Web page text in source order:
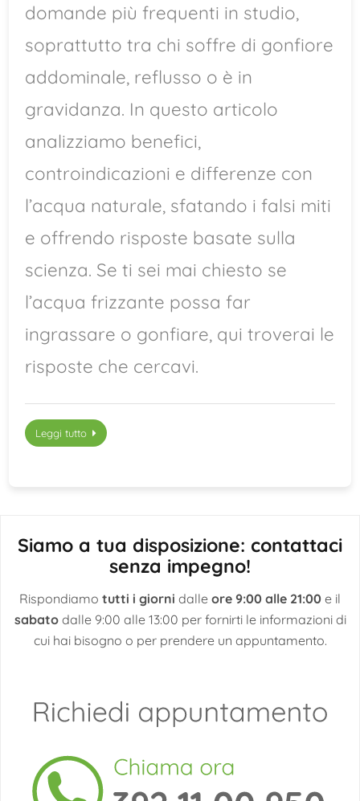
domande più frequenti in studio,
soprattutto tra chi soffre di gonfiore
addominale, reflusso o è in
gravidanza. In questo articolo
analizziamo benefici,
controindicazioni e differenze con
l’acqua naturale, sfatando i falsi miti
e offrendo risposte basate sulla
scienza. Se ti sei mai chiesto se
l’acqua frizzante possa far
ingrassare o gonfiare, qui troverai le
risposte che cercavi.
Leggi tutto
Siamo a tua disposizione: contattaci
senza impegno!
Rispondiamo tutti i giorni dalle ore 9:00 alle 21:00 e il
sabatodalle 9:00 alle 13:00 per fornirti le informazioni di
cui hai bisogno o per prendere un appuntamento.